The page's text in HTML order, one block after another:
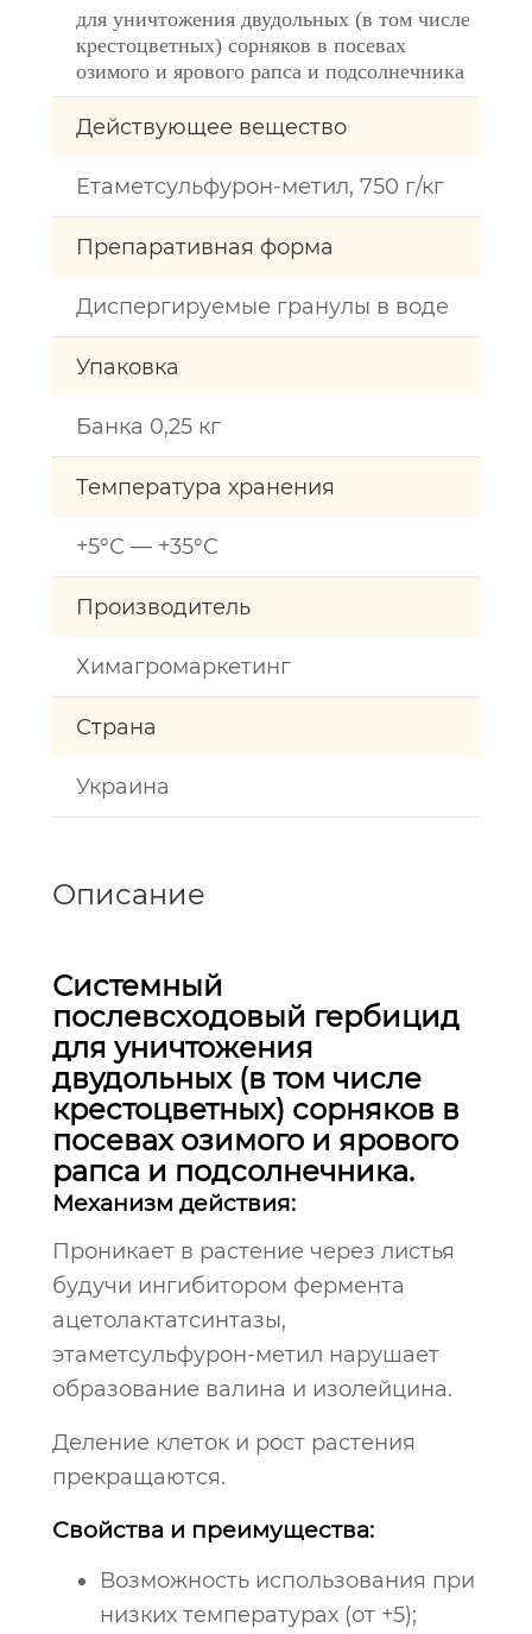
для уничтожения двудольных (в том числе
крестоцветных) сорняков в посевах
озимого и ярового рапса и подсолнечника
Действующее вещество
Етаметсульфурон-метил, 750 г/кг
Препаративная форма
Диспергируемые гранулы в воде
Упаковка
Банка 0,25 кг
Температура хранения
+5°С — +35°С
Производитель
Химагромаркетинг
Страна
Украина
Описание
Системный
послевсходовый гербицид
для уничтожения
двудольных (в том числе
крестоцветных) сорняков в
посевах озимого и ярового
рапса и подсолнечника.
Механизм действия:
Проникает в растение через листья
будучи ингибитором фермента
ацетолактатсинтазы,
этаметсульфурон-метил нарушает
образование валина и изолейцина.
Деление клеток и рост растения
прекращаются.
Свойства и преимущества:
Возможность использования при
низких температурах (от +5);